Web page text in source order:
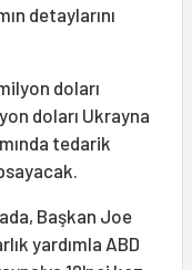
detaylarını
doları
doları Ukrayna
tedarik
Başkan Joe
yardımla ABD